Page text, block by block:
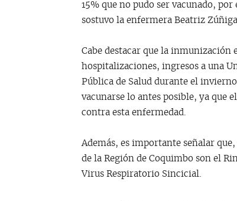
15% que no pudo ser vacunado,
sostuvo la enfermera Beatriz
Cabe destacar que la inmunización
hospitalizaciones, ingresos a una
Pública de Salud durante el
vacunarse lo antes posible, ya que
contra esta enfermedad.
Además, es importante señalar
de la Región de Coquimbo son el
Virus Respiratorio Sincicial.